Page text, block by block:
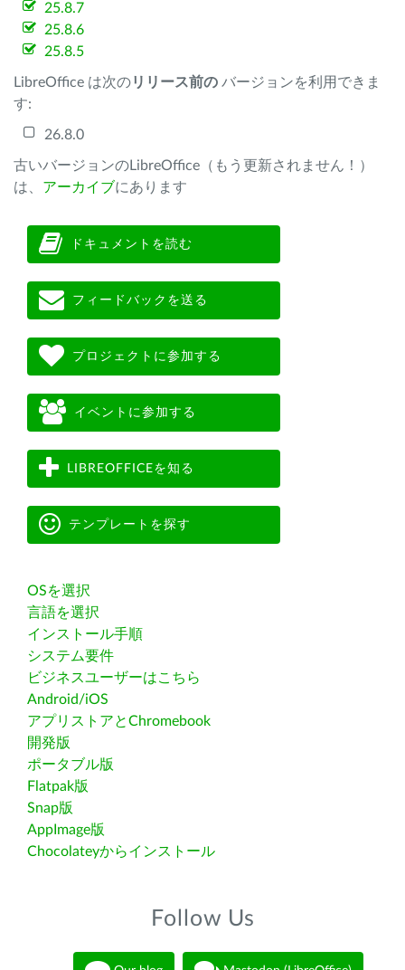
25.8.7
25.8.6
25.8.5
LibreOffice は次のリリース前の バージョンを利用できま
す:
26.8.0
古いバージョンのLibreOffice（もう更新されません！）
は、 アーカイブにあります
ドキュメントを読む
フィードバックを送る
プロジェクトに参加する
イベントに参加する
LIBREOFFICEを知る
テンプレートを探す
OSを選択
言語を選択
インストール手順
システム要件
ビジネスユーザーはこちら
Android/iOS
アプリストアとChromebook
開発版
ポータブル版
Flatpak版
Snap版
AppImage版
Chocolateyからインストール
Follow Us